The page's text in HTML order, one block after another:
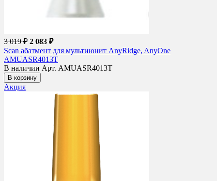
3 019 ₽ 2 083 ₽
Scan абатмент для мультиюнит AnyRidge, AnyOne
AMUASR4013T
В наличии Арт. AMUASR4013T
В корзину
Акция